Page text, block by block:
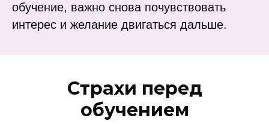
обучение, важно снова почувствовать
интерес и желание двигаться дальше.
Страхи перед
обучением